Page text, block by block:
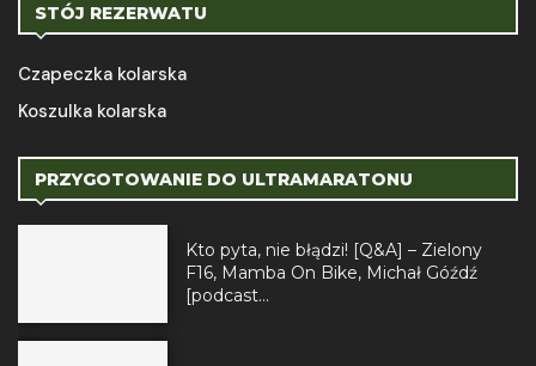
STÓJ REZERWATU
Czapeczka kolarska
Koszulka kolarska
PRZYGOTOWANIE DO ULTRAMARATONU
Kto pyta, nie błądzi! [Q&A] – Zielony
F16, Mamba On Bike, Michał Góźdź
[podcast...